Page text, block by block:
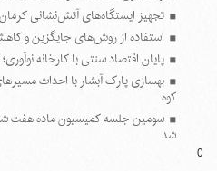
تجهیز ایستگاه‌های آتش‌نشانی
استفاده از روش‌های جایگزین و
پایان اقتصاد سنتی با کارخانه
بهسازی پارک آبشار با احداث
کوه
سومین جلسه کمیسیون ماده هفت
شد
0